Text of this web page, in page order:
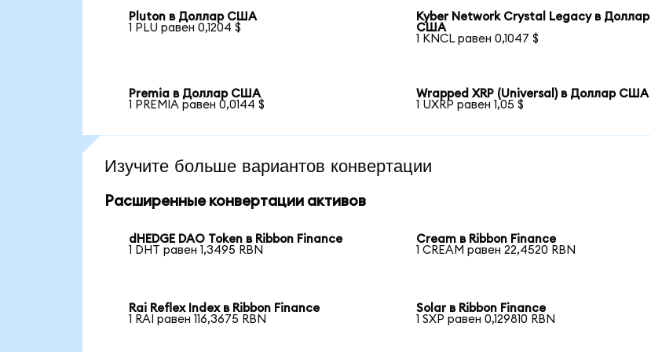
Pluton в Доллар США
1 PLU равен 0,1204 $
Kyber Network Crystal Legacy в Доллар
США
1 KNCL равен 0,1047 $
Premia в Доллар США
1 PREMIA равен 0,0144 $
Wrapped XRP (Universal) в Доллар США
1 UXRP равен 1,05 $
Изучите больше вариантов конвертации
Расширенные конвертации активов
dHEDGE DAO Token в Ribbon Finance
1 DHT равен 1,3495 RBN
Cream в Ribbon Finance
1 CREAM равен 22,4520 RBN
Rai Reflex Index в Ribbon Finance
1 RAI равен 116,3675 RBN
Solar в Ribbon Finance
1 SXP равен 0,129810 RBN